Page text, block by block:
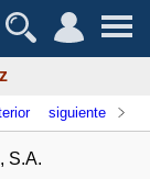
siguiente
S.A.